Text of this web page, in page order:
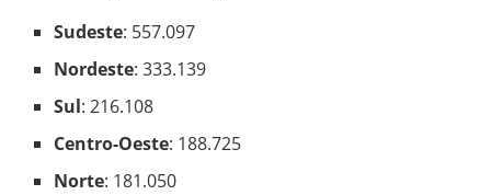
Sudeste: 557.097
Nordeste: 333.139
Sul: 216.108
Centro-Oeste: 188.725
Norte: 181.050